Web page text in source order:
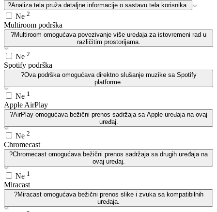
?Analiza tela pruža detaljne informacije o sastavu tela korisnika.
Ne 2
Multiroom podrška
?Multiroom omogućava povezivanje više uređaja za istovremeni rad u
različitim prostorijama.
Ne 2
Spotify podrška
?Ova podrška omogućava direktno slušanje muzike sa Spotify
platforme.
Ne 1
Apple AirPlay
?AirPlay omogućava bežični prenos sadržaja sa Apple uređaja na ovaj
uređaj.
Ne 2
Chromecast
?Chromecast omogućava bežični prenos sadržaja sa drugih uređaja na
ovaj uređaj.
Ne 1
Miracast
?Miracast omogućava bežični prenos slike i zvuka sa kompatibilnih
uređaja.